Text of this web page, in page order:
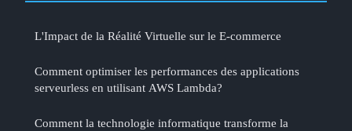
L'Impact de la Réalité Virtuelle sur le E-commerce
Comment optimiser les performances des applications
serveurless en utilisant AWS Lambda?
Comment la technologie informatique transforme la